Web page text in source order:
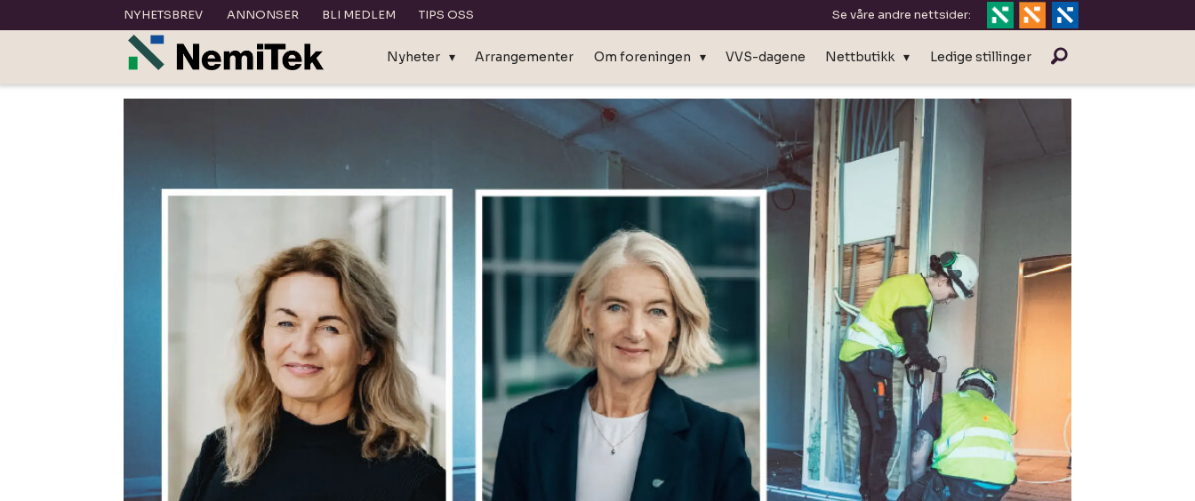
NYHETSBREV ANNONSER BLI MEDLEM TIPS OSS Se våre andre nettsider:
Nyheter Arrangementer Om foreningen VVS-dagene Nettbutikk Ledige stillinger